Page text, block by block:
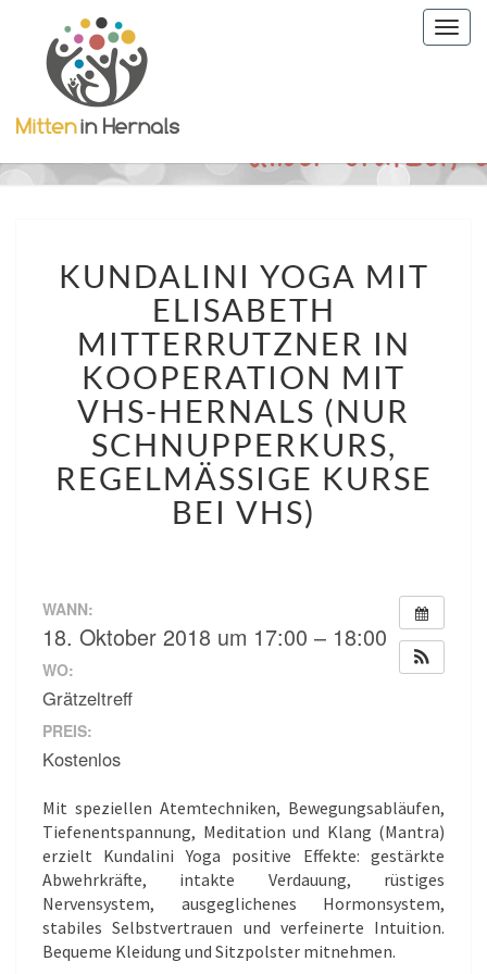
YOGA
MIT
ELISABETH
MITTERRUTZNER
IN
KOOPERATION
MIT
VHS-
HERNALS
(NUR
SCHNUPPERKURS,
REGELMÄSSIGE K
KUNDALINI YOGA MIT
ELISABETH
MITTERRUTZNER IN
KOOPERATION MIT
VHS-HERNALS (NUR
SCHNUPPERKURS,
REGELMÄSSIGE KURSE B
EI VHS)
WANN:
18. Oktober 2018 um 17:00 – 18:00
WO:
Grätzeltreff
PREIS:
Kostenlos
Mit speziellen Atemtechniken, Bewegungsabläufen,
Tiefenentspannung, Meditation und Klang (Mantra)
erzielt Kundalini Yoga positive Effekte: gestärkte
Abwehrkräfte, intakte Verdauung, rüstiges
Nervensystem, ausgeglichenes Hormonsystem,
stabiles Selbstvertrauen und verfeinerte Intuition.
Bequeme Kleidung und Sitzpolster mitnehmen.